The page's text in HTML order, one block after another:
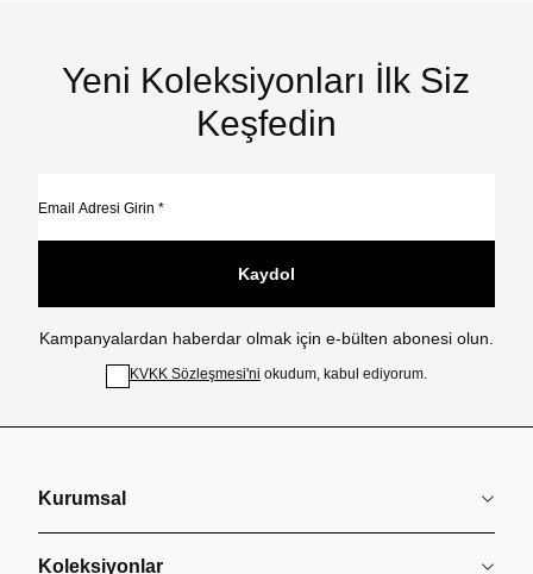
Yeni Koleksiyonları İlk Siz
Keşfedin
Kaydol
Kampanyalardan haberdar olmak için e-bülten abonesi olun.
KVKK Sözleşmesi'ni okudum, kabul ediyorum.
Kurumsal
Koleksiyonlar